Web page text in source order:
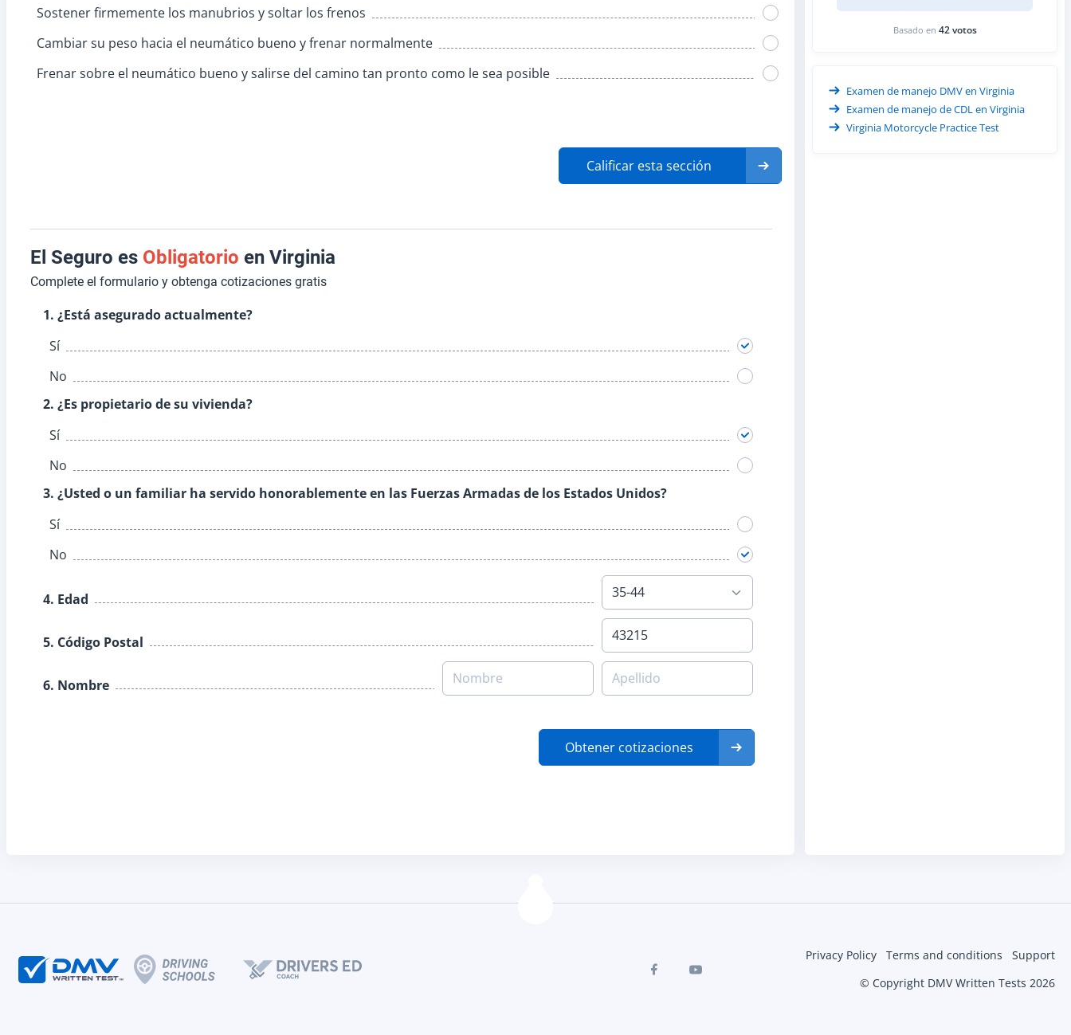
Sostener firmemente los manubrios y soltar los frenos
Cambiar su peso hacia el neumático bueno y frenar normalmente
Frenar sobre el neumático bueno y salirse del camino tan pronto como le sea posible
Calificar esta sección
El Seguro es Obligatorio en Virginia
Complete el formulario y obtenga cotizaciones gratis
1. ¿Está asegurado actualmente?
Sí
No
2. ¿Es propietario de su vivienda?
Sí
No
3. ¿Usted o un familiar ha servido honorablemente en las Fuerzas Armadas de los Estados Unidos?
Sí
No
4. Edad
5. Código Postal
6. Nombre
Obtener cotizaciones
Basado en 42 votos
Examen de manejo DMV en Virginia
Examen de manejo de CDL en Virginia
Virginia Motorcycle Practice Test
Privacy Policy Terms and conditions
Support
© Copyright DMV Written Tests 2026